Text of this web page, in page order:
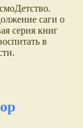
саги о
серия книг
в